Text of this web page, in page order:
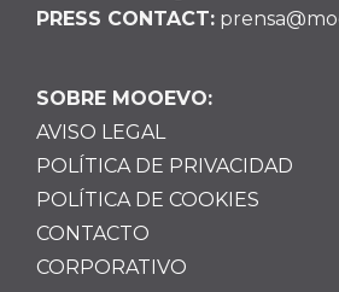
PRESS CONTACT:
SOBRE MOOEVO:
AVISO LEGAL
POLÍTICA DE PRIVACIDAD
POLÍTICA DE COOKIES
CONTACTO
CORPORATIVO